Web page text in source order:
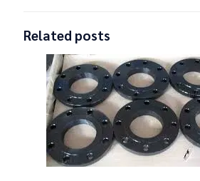
Related posts